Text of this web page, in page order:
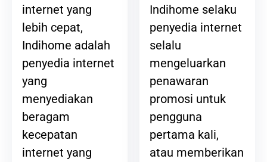
internet yang
lebih cepat,
Indihome adalah
penyedia internet
yang
menyediakan
beragam
kecepatan
internet yang
Indihome selaku
penyedia internet
selalu
mengeluarkan
penawaran
promosi untuk
pengguna
pertama kali,
atau memberikan